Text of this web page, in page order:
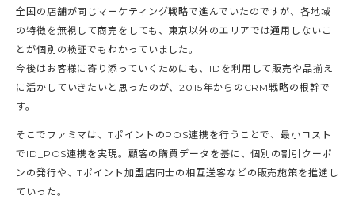
全国の店舗が同じマーケティング戦略で進んでいたのですが、各地域
の特徴を無視して商売をしても、東京以外のエリアでは通用しないこ
とが個別の検証でもわかっていました。
今後はお客様に寄り添っていくためにも、IDを利用して販売や品揃え
に活かしていきたいと思ったのが、2015年からのCRM戦略の根幹で
す。
そこでファミマは、TポイントのPOS連携を行うことで、最小コスト
でID_POS連携を実現。顧客の購買データを基に、個別の割引クーポ
ンの発行や、Tポイント加盟店同士の相互送客などの販売施策を推進し
ていった。